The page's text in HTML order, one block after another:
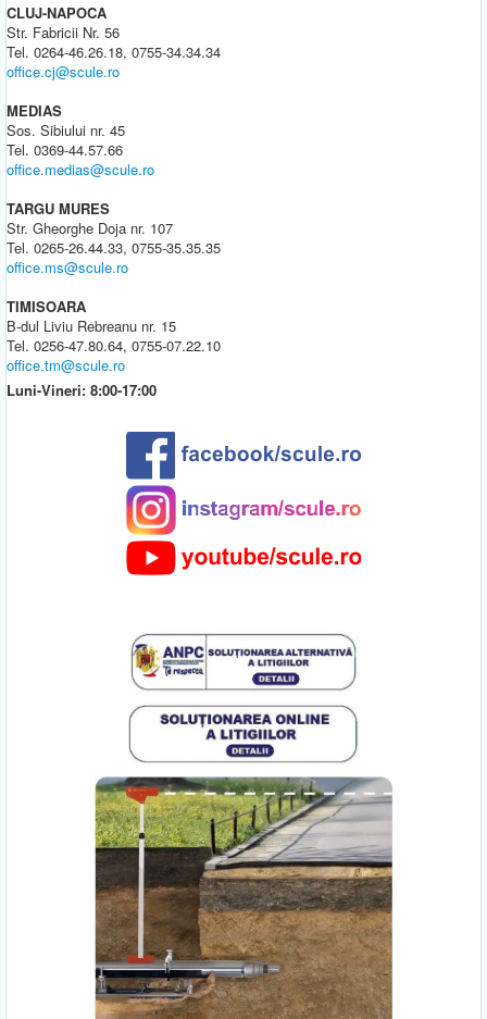
CLUJ-NAPOCA
Str. Fabricii Nr. 56
Tel. 0264-46.26.18, 0755-34.34.34
office.cj@scule.ro
MEDIAS
Sos. Sibiului nr. 45
Tel. 0369-44.57.66
office.medias@scule.ro
TARGU MURES
Str. Gheorghe Doja nr. 107
Tel. 0265-26.44.33, 0755-35.35.35
office.ms@scule.ro
TIMISOARA
B-dul Liviu Rebreanu nr. 15
Tel. 0256-47.80.64, 0755-07.22.10
office.tm@scule.ro
Luni-Vineri: 8:00-17:00